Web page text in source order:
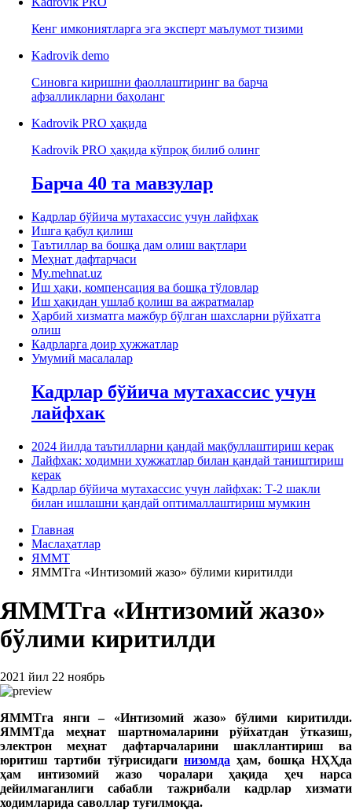
Кенг имкониятларга эга эксперт маълумот тизими
Kadrovik demo
Синовга киришни фаоллаштиринг ва барча
афзалликларни баҳоланг
Kadrovik PRO ҳақида
Kadrovik PRO ҳақида кўпроқ билиб олинг
Барча 40 та мавзулар
Кадрлар бўйича мутахассис учун лайфхак
Ишга қабул қилиш
Таътиллар ва бошқа дам олиш вақтлари
Меҳнат дафтарчаси
My.mehnat.uz
Иш ҳақи, компенсация ва бошқа тўловлар
Иш ҳақидан ушлаб қолиш ва ажратмалар
Ҳарбий хизматга мажбур бўлган шахсларни рўйхатга
олиш
Кадрларга доир ҳужжатлар
Умумий масалалар
Кадрлар бўйича мутахассис учун
лайфхак
2024 йилда таътилларни қандай мақбуллаштириш керак
Лайфхак: ходимни ҳужжатлар билан қандай таништириш
керак
Кадрлар бўйича мутахассис учун лайфхак: Т-2 шакли
билан ишлашни қандай оптималлаштириш мумкин
Главная
Маслаҳатлар
ЯММТ
ЯММТга «Интизомий жазо» бўлими киритилди
ЯММТга «Интизомий жазо»
бўлими киритилди
2021 йил 22 ноябрь
ЯММТга янги – «Интизомий жазо» бўлими киритилди.
ЯММТда меҳнат шартномаларини рўйхатдан ўтказиш,
электрон меҳнат дафтарчаларини шакллантириш ва
юритиш тартиби тўғрисидаги низомда ҳам, бошқа НҲҲда
ҳам интизомий жазо чоралари ҳақида ҳеч нарса
дейилмаганлиги сабабли тажрибали кадрлар хизмати
ходимларида саволлар туғилмоқда.